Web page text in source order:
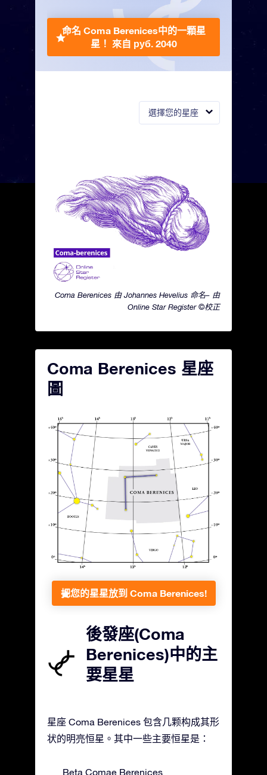
選擇您的星座
Coma Berenices 由 Johannes Hevelius 命名– 由
Online Star Register ©校正
命名 Coma Berenices中的一顆星
星！ 來自 руб. 2040
Coma Berenices 星座
圖
把您的星星放到 Coma Berenices!
後發座(Coma
Berenices)中的主
要星星
星座 Coma Berenices 包含几颗构成其形
状的明亮恒星。其中一些主要恒星是：
Beta Comae Berenices